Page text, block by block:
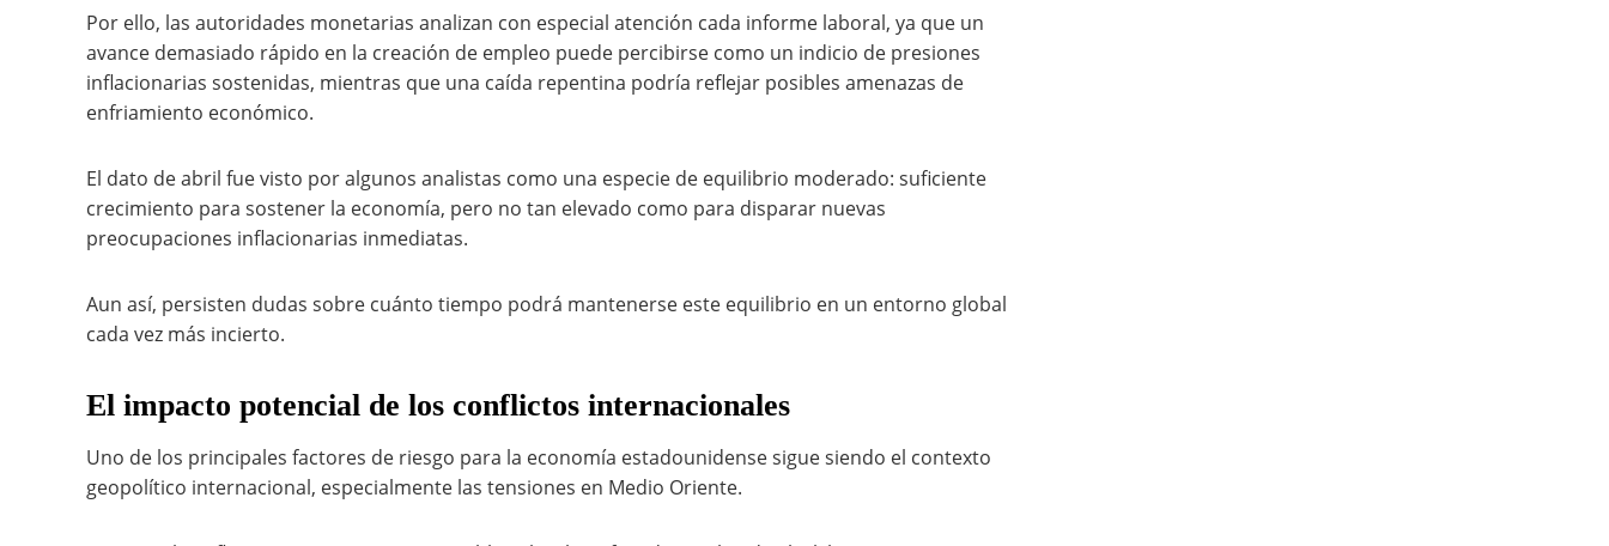
Por ello, las autoridades monetarias analizan con especial atención cada informe laboral, ya que un
avance demasiado rápido en la creación de empleo puede percibirse como un indicio de presiones
inflacionarias sostenidas, mientras que una caída repentina podría reflejar posibles amenazas de
enfriamiento económico.
El dato de abril fue visto por algunos analistas como una especie de equilibrio moderado: suficiente
crecimiento para sostener la economía, pero no tan elevado como para disparar nuevas
preocupaciones inflacionarias inmediatas.
Aun así, persisten dudas sobre cuánto tiempo podrá mantenerse este equilibrio en un entorno global
cada vez más incierto.
El impacto potencial de los conflictos internacionales
Uno de los principales factores de riesgo para la economía estadounidense sigue siendo el contexto
geopolítico internacional, especialmente las tensiones en Medio Oriente.